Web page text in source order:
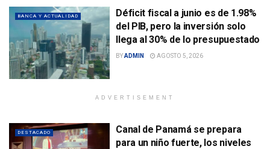
BANCA Y ACTUALIDAD
Déficit fiscal a junio es de 1.98%
del PIB, pero la inversión solo
llega al 30% de lo presupuestado
BYADMIN AGOSTO 5, 2026
ADVERTISEMENT
DESTACADO
Canal de Panamá se prepara
para un niño fuerte, los niveles